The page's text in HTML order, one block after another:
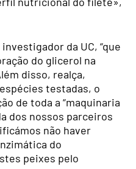
da UC, “que
do glicerol na
disso, realça,
testadas, o
de toda a “maquinaria
dos nossos parceiros
não haver
do
peixes pelo